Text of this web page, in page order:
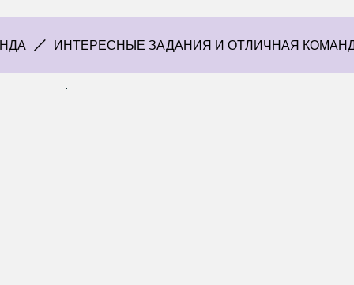
ИНТЕРЕСНЫЕ ЗАДАНИЯ И ОТЛИЧНАЯ КОМАНДА